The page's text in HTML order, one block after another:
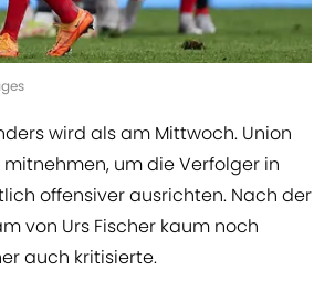
wird als am Mittwoch. Union
um die Verfolger in
offensiver ausrichten. Nach der
von Urs Fischer kaum noch
auch kritisierte.